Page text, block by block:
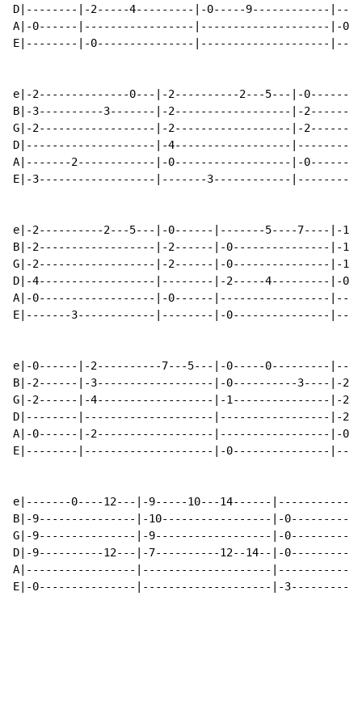
D|--------|-2-----4---------|-0-----9------------
A|-0------|-----------------|--------------------|-
E|--------|-0---------------|--------------------
e|-2--------------0---|-2----------2---5---|-0------
B|-3----------3-------|-2------------------|-2------
G|-2------------------|-2------------------|-
D|--------------------|-4------------------|--------
A|-------2------------|-0------------------|-
E|-3------------------|-------3------------|--------
e|-2----------2---5---|-0------|-------5----7----|-
B|-2------------------|-2------|-0---------------|-
G|-2------------------|-2------|-0---------------|-
D|-4------------------|--------|-2-----4---------|-
A|-0------------------|-0------|-----------------
E|-------3------------|--------|-0---------------
e|-0------|-2----------7---5---|-0-----0---------
B|-2------|-3------------------|-0----------3----|-
G|-2------|-4------------------|-1---------------|-
D|--------|--------------------|-----------------|-
A|-0------|-2------------------|-----------------|-
E|--------|--------------------|-0---------------
e|-------0----12---|-9-----10---14------
B|-9---------------|-10-----------------|-
G|-9---------------|-9------------------|-
D|-9----------12---|-7----------12--14--|-
A|-----------------|--------------------
E|-0---------------|--------------------|-